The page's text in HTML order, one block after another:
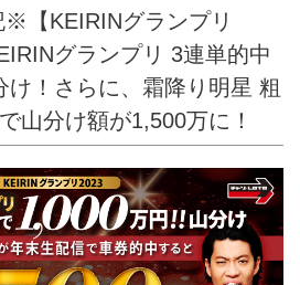
【KEIRINグランプリ
グランプリ 3連単的中
け！さらに、霜降り明星 粗
山分け額が1,500万に！